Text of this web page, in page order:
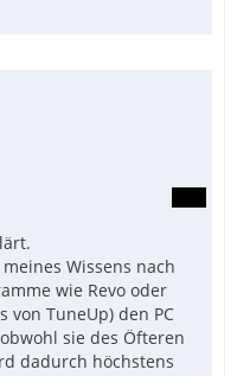
Wissens nach
wie Revo oder
von TuneUp) den PC
sie des Öfteren
dadurch höchstens